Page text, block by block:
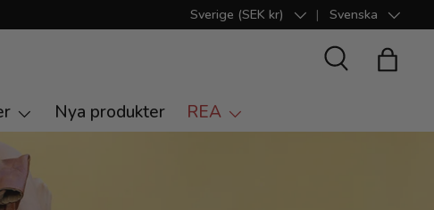
Land/Region
Sverige (SEK kr) SpråkSvenska
Suche
Nya produkter REA